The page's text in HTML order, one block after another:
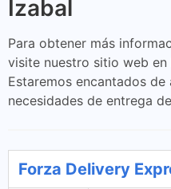
Izabal
Para obtener más
visite nuestro sitio web en
Estaremos encantados
necesidades de entrega
Forza Delivery